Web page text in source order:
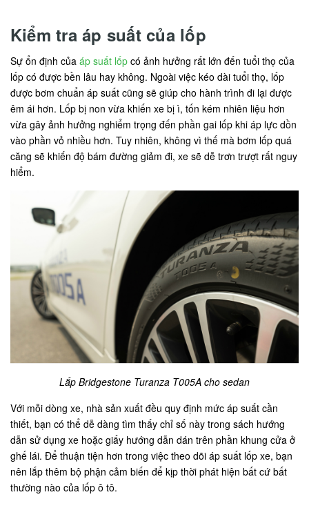
Kiểm tra áp suất của lốp
Sự ổn định của áp suất lốp có ảnh hưởng rất lớn đến tuổi thọ của
lốp có được bền lâu hay không. Ngoài việc kéo dài tuổi thọ, lốp
được bơm chuẩn áp suất cũng sẽ giúp cho hành trình đi lại được
êm ái hơn. Lốp bị non vừa khiến xe bị ì, tốn kém nhiên liệu hơn
vừa gây ảnh hưởng nghiểm trọng đến phần gai lốp khi áp lực dồn
vào phần vỏ nhiều hơn. Tuy nhiên, không vì thế mà bơm lốp quá
căng sẽ khiến độ bám đường giảm đi, xe sẽ dễ trơn trượt rất nguy
hiểm.
Lắp Bridgestone Turanza T005A cho sedan
Với mỗi dòng xe, nhà sản xuất đều quy định mức áp suất cần
thiết, bạn có thể dễ dàng tìm thấy chỉ số này trong sách hướng
dẫn sử dụng xe hoặc giấy hướng dẫn dán trên phần khung cửa ở
ghế lái. Để thuận tiện hơn trong việc theo dõi áp suất lốp xe, bạn
nên lắp thêm bộ phận cảm biến để kịp thời phát hiện bất cứ bất
thường nào của lốp ô tô.